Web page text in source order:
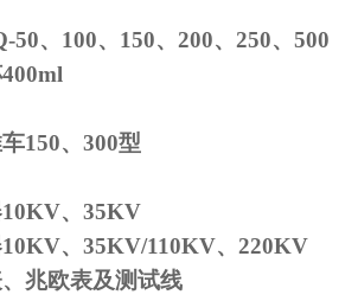
50、 100、 150、 200、 250、 500
400ml
150、 300型
10KV、 35KV
10KV、 35KV/110KV、 220KV
兆欧表及测试线